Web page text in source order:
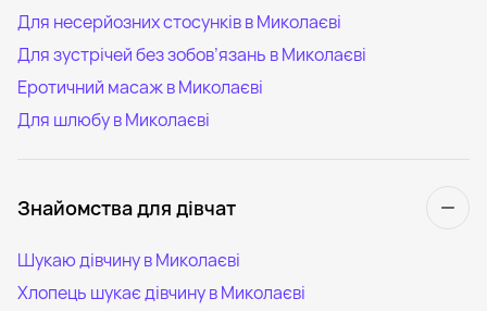
Для несерйозних стосунків в Миколаєві
Для зустрічей без зобов’язань в Миколаєві
Еротичний масаж в Миколаєві
Для шлюбу в Миколаєві
Знайомства для дівчат
Шукаю дівчину в Миколаєві
Хлопець шукає дівчину в Миколаєві